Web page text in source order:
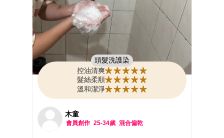
依然保濕不乾澀。即使到了第二天中午，頭髮依然
保持柔順蓬鬆、完全不油膩，輕鬆找回健康有光澤
的髮質狀態！💖 最厲害的是，連屬於油性髮質的老
公也大大讚賞，洗髮時的清涼舒爽感！
整體來說，這絕對是小資族高 CP 值的洗髮露首
選！推薦給跟我一樣追求頭皮清爽、髮根蓬鬆的人
頭髮洗護染
控油清爽
髮絲柔順
溫和潔淨
木童
會員創作 25-34歲 混合偏乾